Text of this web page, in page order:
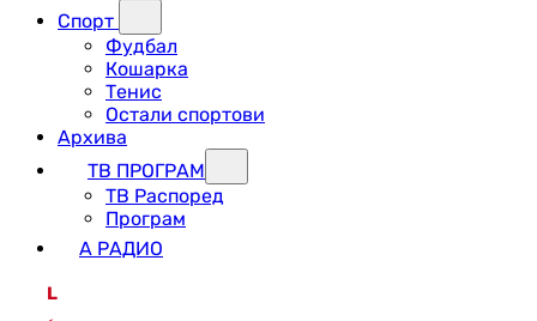
Спорт
Фудбал
Кошарка
Тенис
Остали спортови
Архива
ТВ ПРОГРАМ
ТВ Распоред
Програм
А РАДИО
L